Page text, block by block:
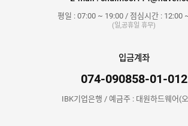
평일 : 07:00 ~ 19:00 / 점심시간 : 12:00
(일,공휴일 휴무)
입금계좌
074-090858-01-012
IBK기업은행 / 예금주 : 대원하드웨어(